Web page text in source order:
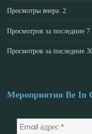
Просмотры вчера: 2
Просмотров за последние
Просмотров за последние
Мероприятия Be In